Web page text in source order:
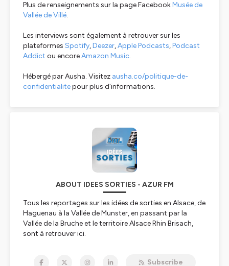
Plus de renseignements sur la page FacebookMusée de
Vallée de Villé.
Les interviews sont également à retrouver sur les
plateformes Spotify,Deezer,Apple Podcasts,Podcast
Addict ou encoreAmazon Music.
Hébergé par Ausha. Visitez ausha.co/politique-de-
confidentialitepour plus d'informations.
ABOUT IDEES SORTIES - AZUR FM
Tous les reportages sur les idées de sorties en Alsace, de
Haguenau à la Vallée de Munster, en passant par la
Vallée de la Bruche et le territoire Alsace Rhin Brisach,
sont à retrouver ici.
Addict
ou encore Amazon Music Subscribe